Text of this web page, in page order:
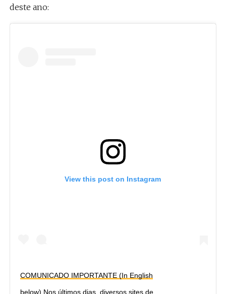
deste ano:
View this post on Instagram
COMUNICADO IMPORTANTE (In English
below) Nos últimos dias, diversos sites de